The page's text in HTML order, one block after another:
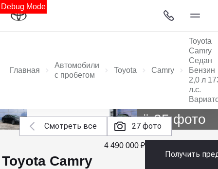
Debug Mode
Главная
Автомобили
с пробегом
Toyota Camry
Toyota
Camry
Седан
Бензин
2,0 л
л.с.
Смотреть все 27 фото
Ещё 25 фото
Toyota Camry
4 490 000 ₽
Получить